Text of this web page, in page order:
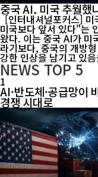
중국 AI, 미국 추월
[인터내셔널포커스] 미
미국보다 앞서 있다"는
왔다. 이는 중국 AI가 미
라기보다, 중국의 개방
강한 인상을 남기고 있
NEWSTOP 5
1
AI·반도체·공급망이
경쟁 시대로